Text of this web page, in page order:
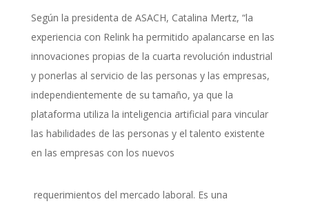
Según la presidenta de ASACH, Catalina Mertz, “la
experiencia con Relink ha permitido apalancarse en las
innovaciones propias de la cuarta revolución industrial
y ponerlas al servicio de las personas y las empresas,
independientemente de su tamaño, ya que la
plataforma utiliza la inteligencia artificial para vincular
las habilidades de las personas y el talento existente
en las empresas con los nuevos
requerimientos del mercado laboral. Es una